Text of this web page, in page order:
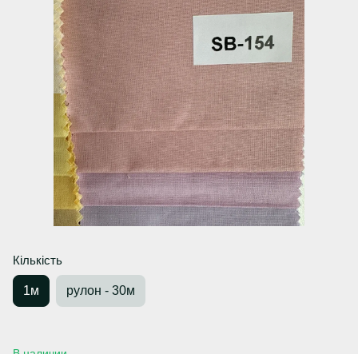
Кількість
1м рулон - 30м